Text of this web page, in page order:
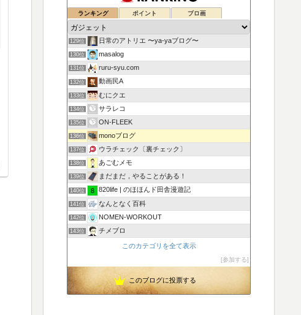
ランキング ポイント ブロ画
129位 日常のアトリエ 〜ya-yaブログ〜
130位 masalog
131位 ruru-syu.com
132位 動画民A
133位 むにクエ
134位 サラレコ
135位 ON-FLEEK
136位 monoブログ
137位 ウラチェック〔裏チェック〕
138位 あごむメモ
139位 まだまだ，やることがある！
140位 820life | のほほんド田舎漫遊記
141位 なんとなく百科
142位 NOMEN-WORKOUT
143位 チメブロ
このカテゴリを全て表示
参加する
このブログに投票する